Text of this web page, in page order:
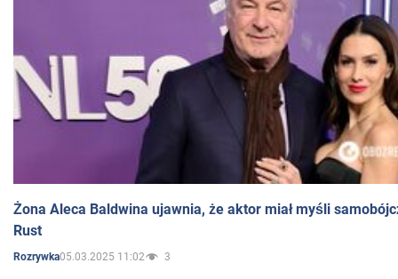
Żona Aleca Baldwina ujawnia, że aktor miał myśli
Rust
Rozrywka05.03.2025 11:02 3